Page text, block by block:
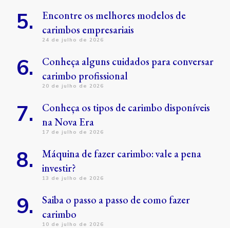
Encontre os melhores modelos de
carimbos empresariais
24 de julho de 2026
Conheça alguns cuidados para conversar
carimbo profissional
20 de julho de 2026
Conheça os tipos de carimbo disponíveis
na Nova Era
17 de julho de 2026
Máquina de fazer carimbo: vale a pena
investir?
13 de julho de 2026
Saiba o passo a passo de como fazer
carimbo
10 de julho de 2026